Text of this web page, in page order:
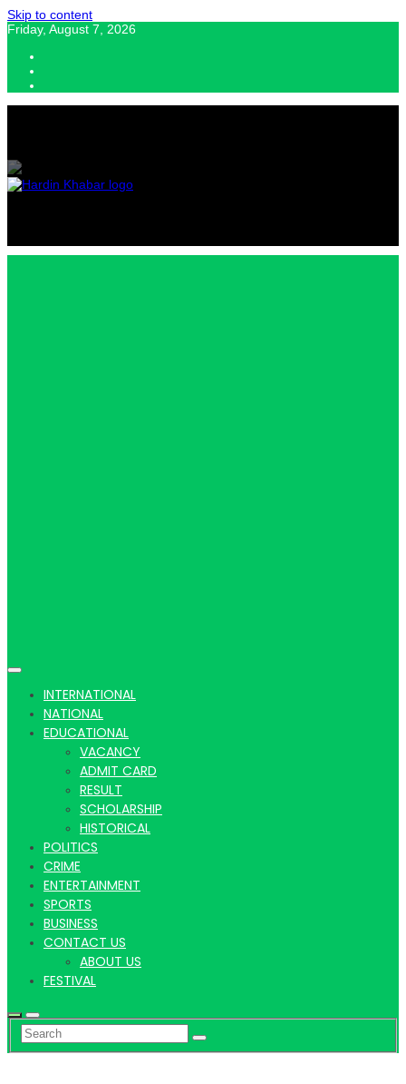
Skip to content
Friday, August 7, 2026
Latest
Hindi
News
INTERNATIONAL
NATIONAL
EDUCATIONAL
VACANCY
ADMIT CARD
RESULT
SCHOLARSHIP
HISTORICAL
POLITICS
CRIME
ENTERTAINMENT
SPORTS
BUSINESS
CONTACT US
ABOUT US
FESTIVAL